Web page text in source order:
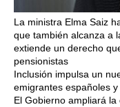
La ministra Elma Saiz
que también alcanza a
extiende un derecho
pensionistas
Inclusión impulsa un
emigrantes españoles
El Gobierno ampliará